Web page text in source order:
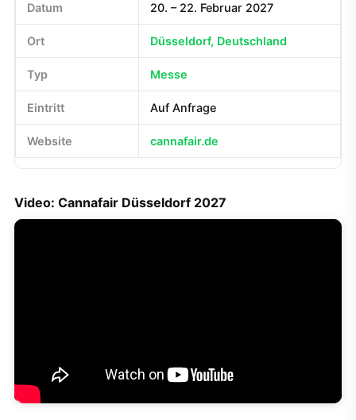
Datum 20. – 22. Februar 2027
Ort Düsseldorf, Deutschland
Typ Messe
Eintritt Auf Anfrage
Website cannafair.de
Video: Cannafair Düsseldorf 2027